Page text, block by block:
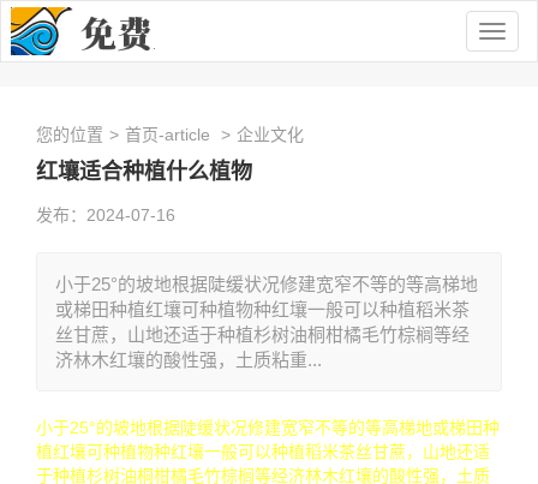
您的位置 > 首页-article > 企业文化
红壤适合种植什么植物
发布：2024-07-16
小于25°的坡地根据陡缓状况修建宽窄不等的等高梯地
或梯田种植红壤可种植物种红壤一般可以种植稻米茶
丝甘蔗，山地还适于种植杉树油桐柑橘毛竹棕榈等经
济林木红壤的酸性强，土质粘重...
小于25°的坡地根据陡缓状况修建宽窄不等的等高梯地或梯田种
植红壤可种植物种红壤一般可以种植稻米茶丝甘蔗，山地还适
于种植杉树油桐柑橘毛竹棕榈等经济林木红壤的酸性强，土质